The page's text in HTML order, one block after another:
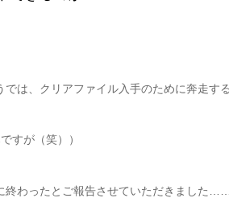
では、クリアファイル入手のために奔走す
すが（笑））
終わったとご報告させていただきました……